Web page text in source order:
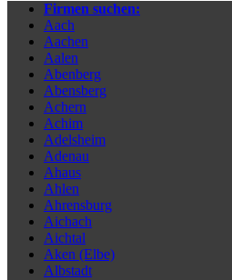
Firmen suchen:
Aach
Aachen
Aalen
Abenberg
Abensberg
Achern
Achim
Adelsheim
Adenau
Ahaus
Ahlen
Ahrensburg
Aichach
Aichtal
Aken (Elbe)
Albstadt